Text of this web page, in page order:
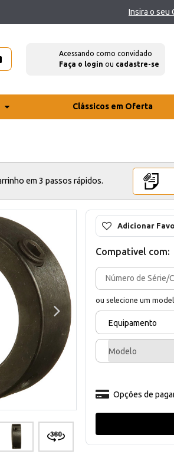
Insira o seu
Acessando como convidado
Faça o login ou cadastre-se
Clássicos em Oferta
em 3 passos rápidos.
Adicionar
Compativel com:
ou selecione um
Equipamento
Modelo
Opções de